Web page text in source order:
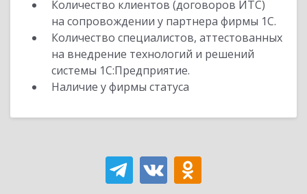
Количество клиентов (договоров ИТС)
на сопровождении у партнера фирмы 1С.
Количество специалистов, аттестованных
на внедрение технологий и решений
системы 1С:Предприятие.
Наличие у фирмы статуса